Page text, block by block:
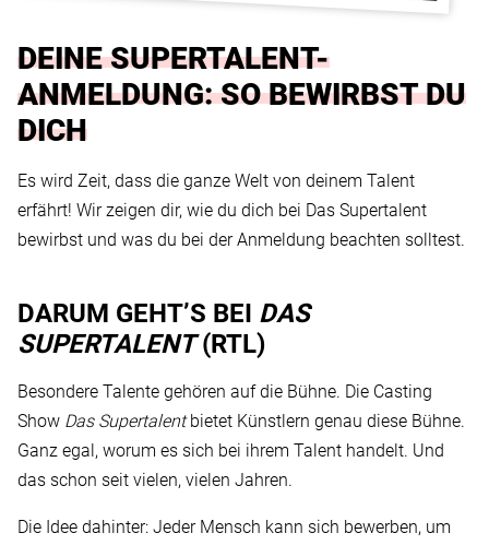
DEINE SUPERTALENT-
ANMELDUNG: SO BEWIRBST DU
DICH
Es wird Zeit, dass die ganze Welt von deinem Talent
erfährt! Wir zeigen dir, wie du dich bei Das Supertalent
bewirbst und was du bei der Anmeldung beachten solltest.
DARUM GEHT’S BEI DAS
SUPERTALENT(RTL)
Besondere Talente gehören auf die Bühne. Die Casting
Show Das Supertalentbietet Künstlern genau diese Bühne.
Ganz egal, worum es sich bei ihrem Talent handelt. Und
das schon seit vielen, vielen Jahren.
Die Idee dahinter: Jeder Mensch kann sich bewerben, um